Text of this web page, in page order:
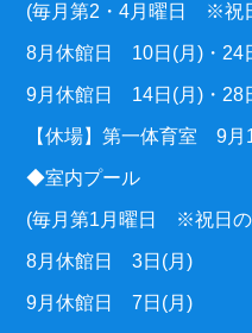
(毎月第2・4月曜日 ※祝
8月休館日 10日(月)・24
9月休館日 14日(月)・28
【休場】第一体育室 9月
◆室内プール
(毎月第1月曜日 ※祝日の
8月休館日 3日(月)
9月休館日 7日(月)